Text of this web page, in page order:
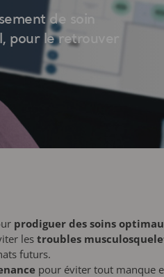
de soin
le retrouver
prodiguer des soins
les troubles
futurs.
pour éviter tout manque